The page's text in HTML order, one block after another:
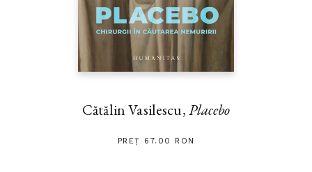
Cătălin Vasilescu,Placebo
PREȚ 67.00 RON